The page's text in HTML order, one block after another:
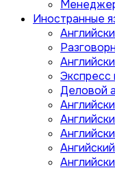
Иностранные
Экспресс
Деловой